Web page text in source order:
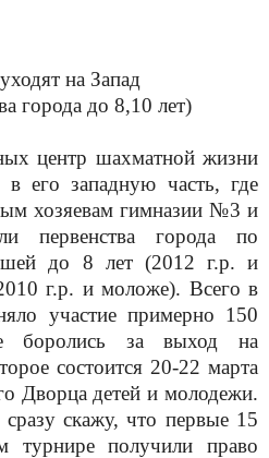
на Запад
города до 8,10 лет)
центр шахматной жизни
его западную часть, где
хозяевам гимназии №3 и
города по
до 8 лет (2012 г.р. и
г.р. и моложе). Всего в
участие примерно 150
боролись за выход на
состоится 20-22 марта
Дворца детей и молодежи.
скажу, что первые 15
турнире получили право